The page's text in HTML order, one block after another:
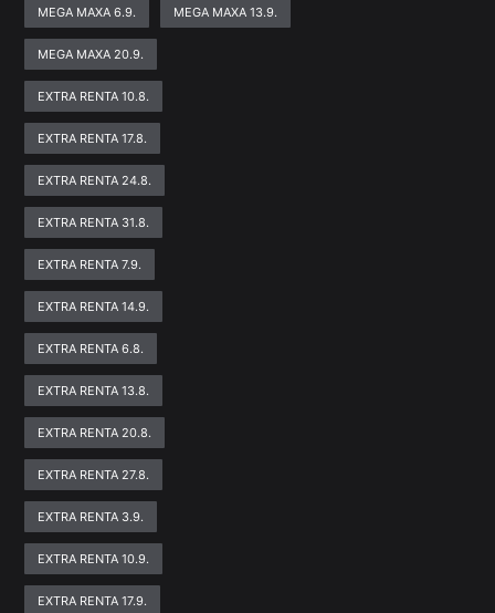
MEGA MAXA 6.9. MEGA MAXA 13.9.
MEGA MAXA 20.9.
EXTRA RENTA 10.8.
EXTRA RENTA 17.8.
EXTRA RENTA 24.8.
EXTRA RENTA 31.8.
EXTRA RENTA 7.9.
EXTRA RENTA 14.9.
EXTRA RENTA 6.8.
EXTRA RENTA 13.8.
EXTRA RENTA 20.8.
EXTRA RENTA 27.8.
EXTRA RENTA 3.9.
EXTRA RENTA 10.9.
EXTRA RENTA 17.9.